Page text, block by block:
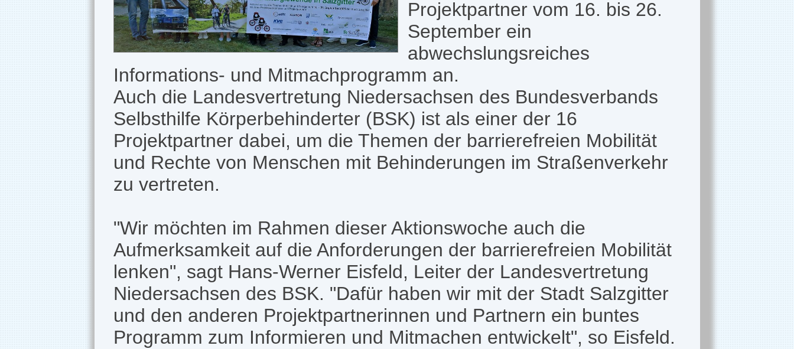
Projektpartner vom 16. bis 26.
September ein
abwechslungsreiches
Informations- und Mitmachprogramm an.
Auch die Landesvertretung Niedersachsen des Bundesverbands
Selbsthilfe Körperbehinderter (BSK) ist als einer der 16
Projektpartner dabei, um die Themen der barrierefreien Mobilität
und Rechte von Menschen mit Behinderungen im Straßenverkehr
zu vertreten.
"Wir möchten im Rahmen dieser Aktionswoche auch die
Aufmerksamkeit auf die Anforderungen der barrierefreien Mobilität
lenken", sagt Hans-Werner Eisfeld, Leiter der Landesvertretung
Niedersachsen des BSK. "Dafür haben wir mit der Stadt Salzgitter
und den anderen Projektpartnerinnen und Partnern ein buntes
Programm zum Informieren und Mitmachen entwickelt", so Eisfeld.